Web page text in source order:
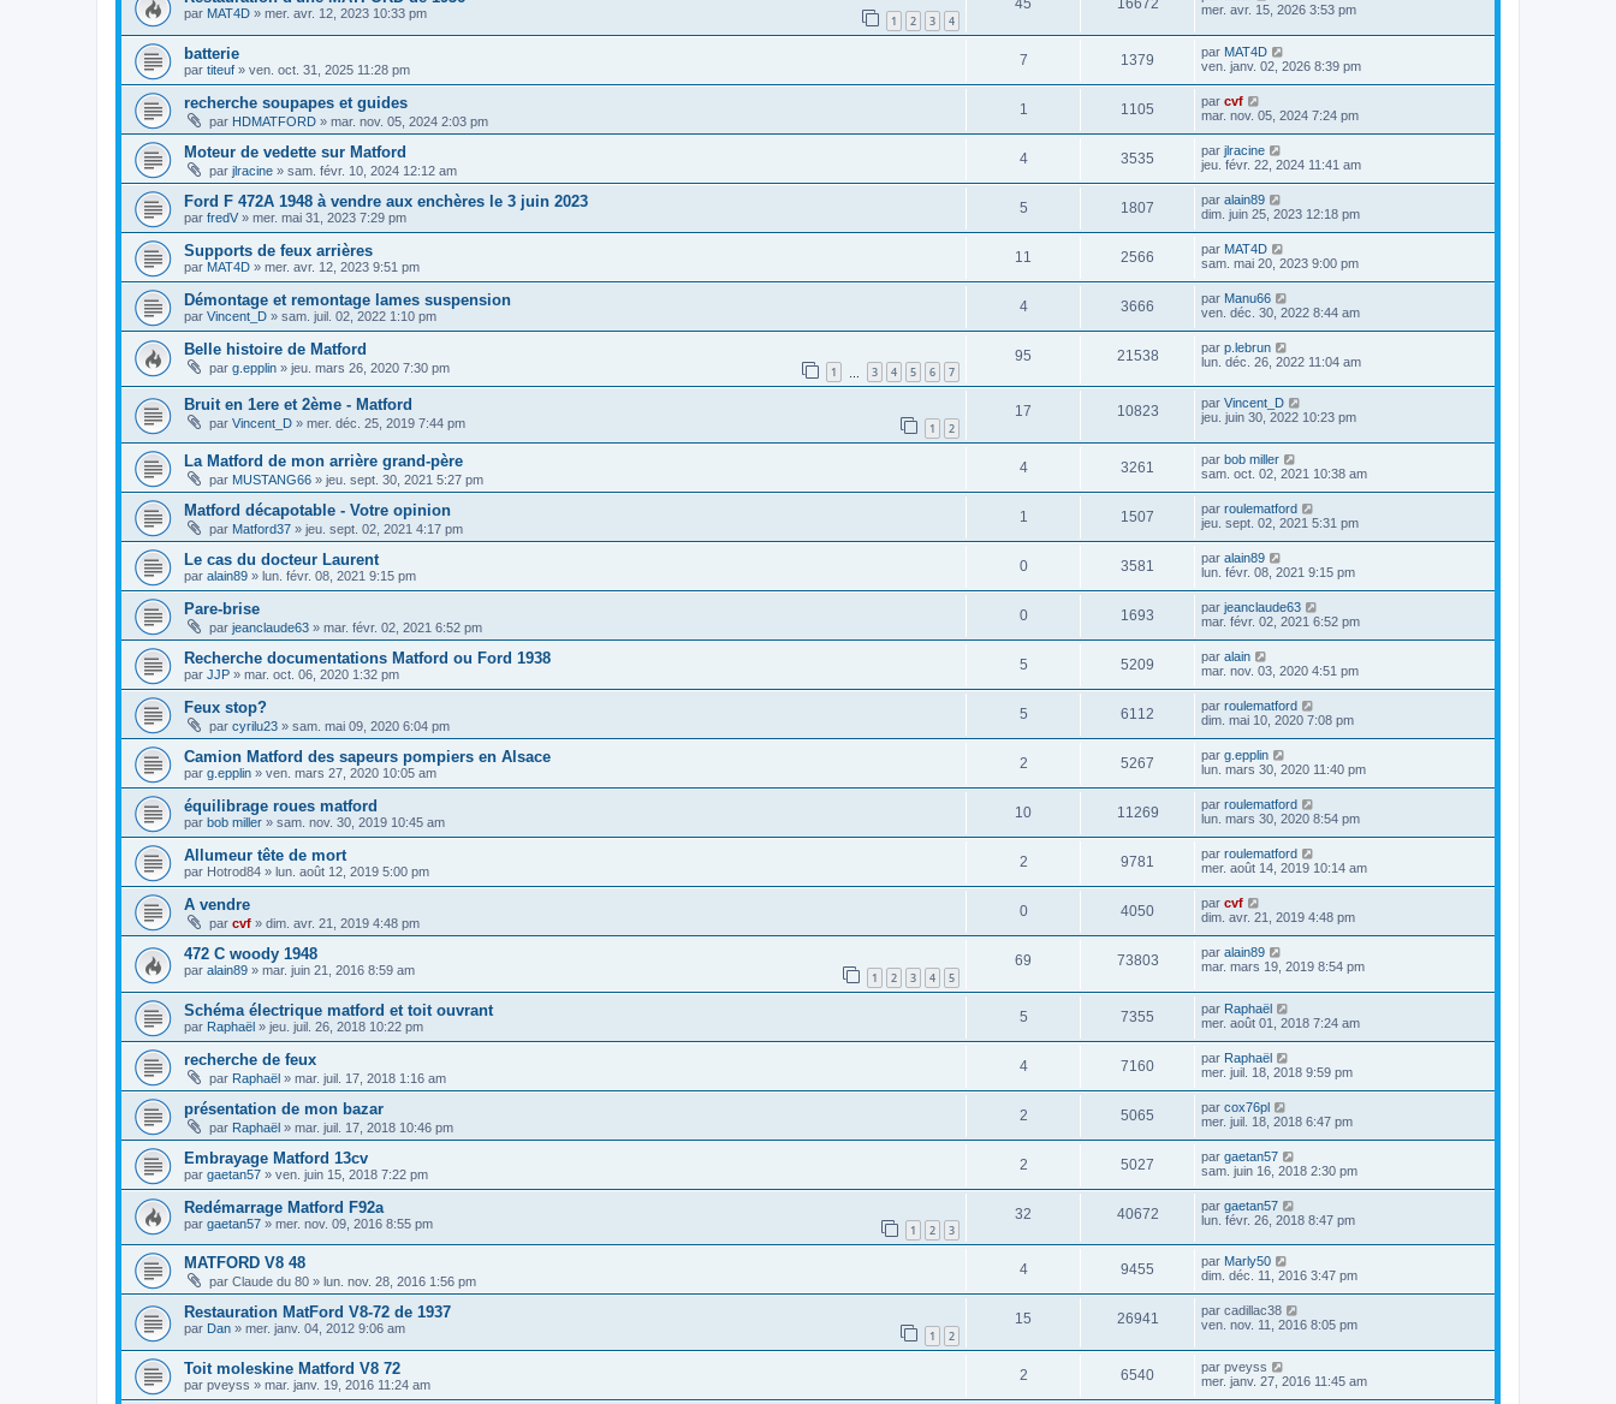
par MAT4D » mer. avr. 12, 2023 10:33 pm 1 2 3 4
45 16672
mer. avr. 15, 2026 3:53 pm
batterie
par titeuf » ven. oct. 31, 2025 11:28 pm
7 1379 par MAT4D
ven. janv. 02, 2026 8:39 pm
recherche soupapes et guides
par HDMATFORD » mar. nov. 05, 2024 2:03 pm
1 1105 par cvf
mar. nov. 05, 2024 7:24 pm
Moteur de vedette sur Matford
par jlracine » sam. févr. 10, 2024 12:12 am
4 3535 par jlracine
jeu. févr. 22, 2024 11:41 am
Ford F 472A 1948 à vendre aux enchères le 3 juin 2023
par fredV » mer. mai 31, 2023 7:29 pm
5 1807 par alain89
dim. juin 25, 2023 12:18 pm
Supports de feux arrières
par MAT4D » mer. avr. 12, 2023 9:51 pm
11 2566 par MAT4D
sam. mai 20, 2023 9:00 pm
Démontage et remontage lames suspension
par Vincent_D » sam. juil. 02, 2022 1:10 pm
4 3666 par Manu66
ven. déc. 30, 2022 8:44 am
Belle histoire de Matford
par g.epplin » jeu. mars 26, 2020 7:30 pm 1 3 4 5 6 7
95 21538 par p.lebrun
lun. déc. 26, 2022 11:04 am
Bruit en 1ere et 2ème - Matford
par Vincent_D » mer. déc. 25, 2019 7:44 pm 1 2
17 10823 par Vincent_D
jeu. juin 30, 2022 10:23 pm
La Matford de mon arrière grand-père
par MUSTANG66 » jeu. sept. 30, 2021 5:27 pm
4 3261 par bob miller
sam. oct. 02, 2021 10:38 am
Matford décapotable - Votre opinion
par Matford37 » jeu. sept. 02, 2021 4:17 pm
1 1507 par roulematford
jeu. sept. 02, 2021 5:31 pm
Le cas du docteur Laurent
par alain89 » lun. févr. 08, 2021 9:15 pm
0 3581 par alain89
lun. févr. 08, 2021 9:15 pm
Pare-brise
par jeanclaude63 » mar. févr. 02, 2021 6:52 pm
0 1693 par jeanclaude63
mar. févr. 02, 2021 6:52 pm
Recherche documentations Matford ou Ford 1938
par JJP » mar. oct. 06, 2020 1:32 pm
5 5209 par alain
mar. nov. 03, 2020 4:51 pm
Feux stop?
par cyrilu23 » sam. mai 09, 2020 6:04 pm
5 6112 par roulematford
dim. mai 10, 2020 7:08 pm
Camion Matford des sapeurs pompiers en Alsace
par g.epplin » ven. mars 27, 2020 10:05 am
2 5267 par g.epplin
lun. mars 30, 2020 11:40 pm
équilibrage roues matford
par bob miller » sam. nov. 30, 2019 10:45 am
10 11269 par roulematford
lun. mars 30, 2020 8:54 pm
Allumeur tête de mort
par Hotrod84 » lun. août 12, 2019 5:00 pm
2 9781 par roulematford
mer. août 14, 2019 10:14 am
A vendre
par cvf » dim. avr. 21, 2019 4:48 pm
0 4050 par cvf
dim. avr. 21, 2019 4:48 pm
472 C woody 1948
par alain89 » mar. juin 21, 2016 8:59 am 1 2 3 4 5
69 73803 par alain89
mar. mars 19, 2019 8:54 pm
Schéma électrique matford et toit ouvrant
par Raphaël » jeu. juil. 26, 2018 10:22 pm
5 7355 par Raphaël
mer. août 01, 2018 7:24 am
recherche de feux
par Raphaël » mar. juil. 17, 2018 1:16 am
4 7160 par Raphaël
mer. juil. 18, 2018 9:59 pm
présentation de mon bazar
par Raphaël » mar. juil. 17, 2018 10:46 pm
2 5065 par cox76pl
mer. juil. 18, 2018 6:47 pm
Embrayage Matford 13cv
par gaetan57 » ven. juin 15, 2018 7:22 pm
2 5027 par gaetan57
sam. juin 16, 2018 2:30 pm
Redémarrage Matford F92a
par gaetan57 » mer. nov. 09, 2016 8:55 pm 1 2 3
32 40672 par gaetan57
lun. févr. 26, 2018 8:47 pm
MATFORD V8 48
par Claude du 80 » lun. nov. 28, 2016 1:56 pm
4 9455 par Marly50
dim. déc. 11, 2016 3:47 pm
Restauration MatFord V8-72 de 1937
par Dan » mer. janv. 04, 2012 9:06 am 1 2
15 26941 par cadillac38
ven. nov. 11, 2016 8:05 pm
Toit moleskine Matford V8 72
par pveyss » mar. janv. 19, 2016 11:24 am
2 6540 par pveyss
mer. janv. 27, 2016 11:45 am